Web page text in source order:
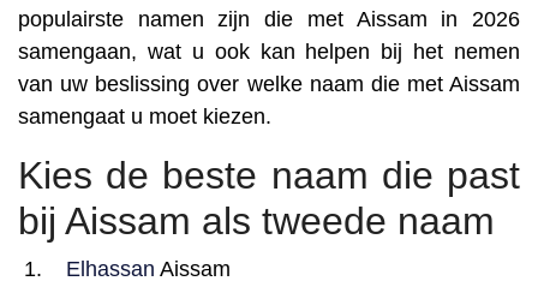
populairste namen zijn die met Aissam in 2026
samengaan, wat u ook kan helpen bij het nemen
van uw beslissing over welke naam die met Aissam
samengaat u moet kiezen.
Kies de beste naam die past
bij Aissam als tweede naam
Elhassan Aissam